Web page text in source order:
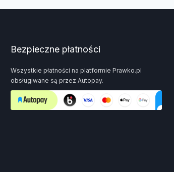
Bezpieczne płatności
Wszystkie płatności na platformie Prawko.pl
obsługiwane są przez Autopay.